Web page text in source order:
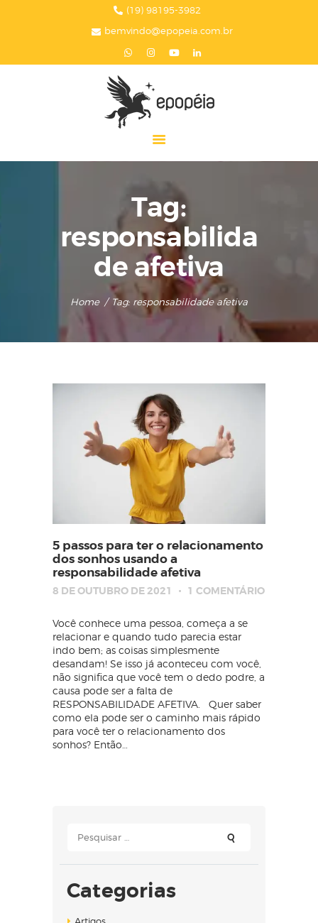
(19) 98195-3982
bemvindo@epopeia.com.br
Tag:
responsabilida
de afetiva
Home Tag: responsabilidade afetiva
A EPOPÉIA
SERVIÇOS
EPOPÉIA NA MÍDIA
PRESENTES
5 passos para ter o relacionamento
dos sonhos usando a
responsabilidade afetiva
8 DE OUTUBRO DE 2021 1 COMENTÁRIO
Você conhece uma pessoa, começa a se
relacionar e quando tudo parecia estar
indo bem; as coisas simplesmente
desandam! Se isso já aconteceu com você,
não significa que você tem o dedo podre, a
causa pode ser a falta de
RESPONSABILIDADE AFETIVA. Quer saber
como ela pode ser o caminho mais rápido
para você ter o relacionamento dos
sonhos? Então…
Categorias
Artigos